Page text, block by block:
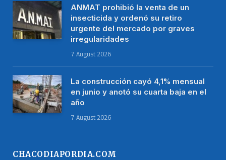
ANMAT prohibió la venta de un
insecticida y ordenó su retiro
urgente del mercado por graves
irregularidades
7 August 2026
La construcción cayó 4,1% mensual
en junio y anotó su cuarta baja en el
año
7 August 2026
CHACODIAPORDIA.COM